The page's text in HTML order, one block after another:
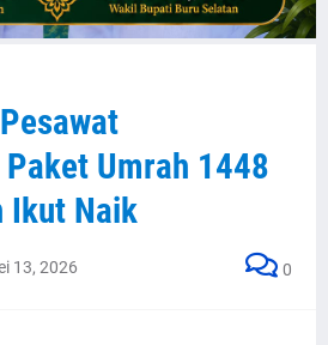
Umrah 1448
Ikut Naik
13, 2026 0